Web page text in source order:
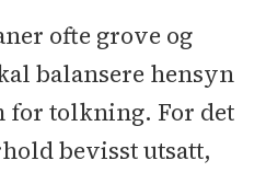
ofte grove og
balansere hensyn
for tolkning. For det
bevisst utsatt,